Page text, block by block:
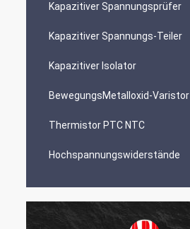
Kapazitiver Spannungsprüfer
Kapazitiver Spannungs-Teiler
Kapazitiver Isolator
BewegungsMetalloxid-Varistor
Thermistor PTC NTC
Hochspannungswiderstände